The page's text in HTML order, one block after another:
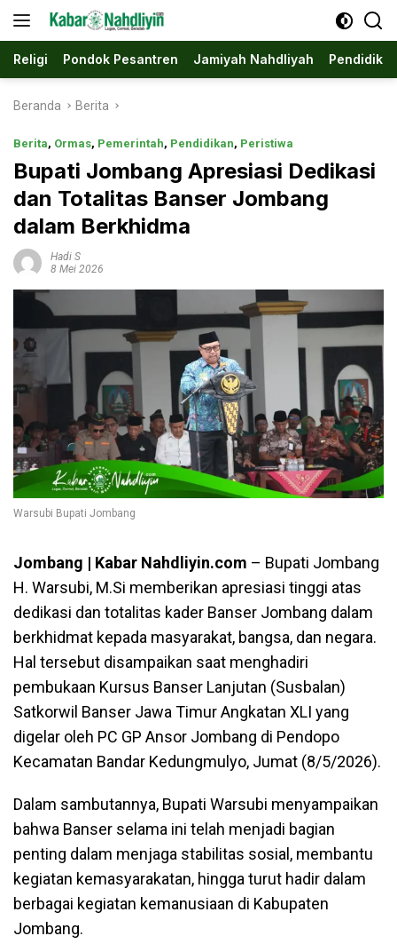
Religi Pondok Pesantren Jamiyah Nahdliyah
Beranda Berita
Berita, Ormas, Pemerintah, Pendidikan, Peristiwa
Bupati Jombang Apresiasi Dedikasi
dan Totalitas Banser Jombang
dalam Berkhidma
Hadi S
8 Mei 2026
Warsubi Bupati Jombang
Jombang | Kabar Nahdliyin.com – Bupati Jombang
H. Warsubi, M.Si memberikan apresiasi tinggi atas
dedikasi dan totalitas kader Banser Jombang dalam
berkhidmat kepada masyarakat, bangsa, dan negara.
Hal tersebut disampaikan saat menghadiri
pembukaan Kursus Banser Lanjutan (Susbalan)
Satkorwil Banser Jawa Timur Angkatan XLI yang
digelar oleh PC GP Ansor Jombang di Pendopo
Kecamatan Bandar Kedungmulyo, Jumat (8/5/2026).
Dalam sambutannya, Bupati Warsubi menyampaikan
bahwa Banser selama ini telah menjadi bagian
penting dalam menjaga stabilitas sosial, membantu
kegiatan kemasyarakatan, hingga turut hadir dalam
berbagai kegiatan kemanusiaan di Kabupaten
Jombang.